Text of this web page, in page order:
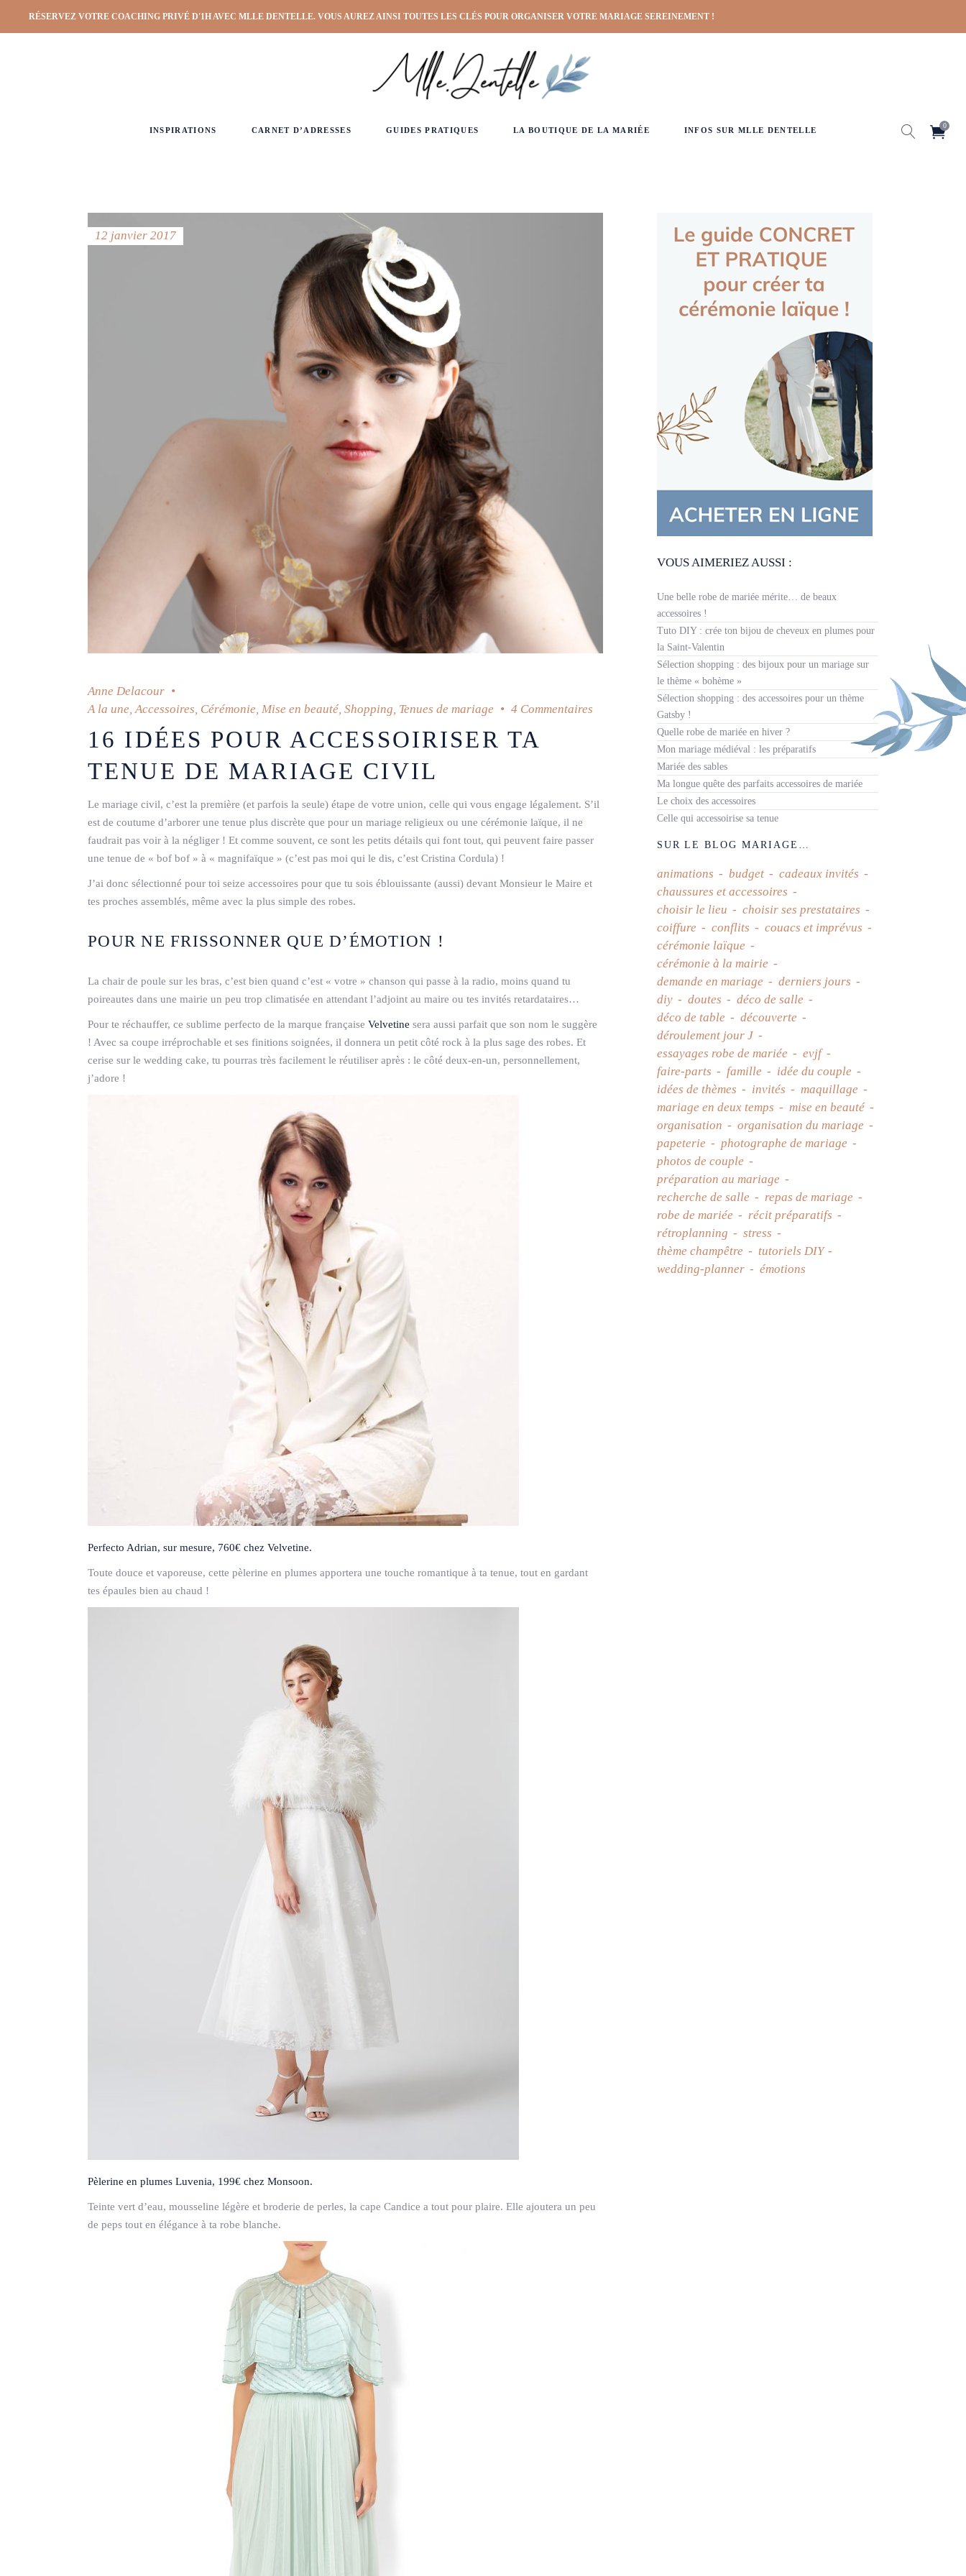
RÉSERVEZ VOTRE COACHING PRIVÉ D'1H AVEC MLLE DENTELLE. VOUS AUREZ AINSI TOUTES LES CLÉS POUR ORGANISER VOTRE MARIAGE SEREINEMENT !
INSPIRATIONS CARNET D’ADRESSES GUIDES PRATIQUES LA BOUTIQUE DE LA MARIÉE INFOS SUR MLLE DENTELLE
0
12 janvier 2017
Anne Delacour
A la une,Accessoires, Cérémonie, Mise en beauté, Shopping, Tenues de mariage 4 Commentaires
16 IDÉES POUR ACCESSOIRISER TA
TENUE DE MARIAGE CIVIL
Le mariage civil, c’est la première (et parfois la seule) étape de votre union, celle qui vous engage légalement. S’il
est de coutume d’arborer une tenue plus discrète que pour un mariage religieux ou une cérémonie laïque, il ne
faudrait pas voir à la négliger ! Et comme souvent, ce sont les petits détails qui font tout, qui peuvent faire passer
une tenue de « bof bof » à « magnifaïque » (c’est pas moi qui le dis, c’est Cristina Cordula) !
J’ai donc sélectionné pour toi seize accessoires pour que tu sois éblouissante (aussi) devant Monsieur le Maire et
tes proches assemblés, même avec la plus simple des robes.
POUR NE FRISSONNER QUE D’ÉMOTION !
La chair de poule sur les bras, c’est bien quand c’est « votre » chanson qui passe à la radio, moins quand tu
poireautes dans une mairie un peu trop climatisée en attendant l’adjoint au maire ou tes invités retardataires…
Pour te réchauffer, ce sublime perfecto de la marque française Velvetine sera aussi parfait que son nom le suggère
! Avec sa coupe irréprochable et ses finitions soignées, il donnera un petit côté rock à la plus sage des robes. Et
cerise sur le wedding cake, tu pourras très facilement le réutiliser après : le côté deux-en-un, personnellement,
j’adore !
Perfecto Adrian, sur mesure, 760€ chez Velvetine.
Toute douce et vaporeuse, cette pèlerine en plumes apportera une touche romantique à ta tenue, tout en gardant
tes épaules bien au chaud !
Pèlerine en plumes Luvenia, 199€ chez Monsoon.
Teinte vert d’eau, mousseline légère et broderie de perles, la cape Candice a tout pour plaire. Elle ajoutera un peu
de peps tout en élégance à ta robe blanche.
VOUS AIMERIEZ AUSSI :
Une belle robe de mariée mérite… de beaux
accessoires !
Tuto DIY : crée ton bijou de cheveux en plumes pour
la Saint-Valentin
Sélection shopping : des bijoux pour un mariage sur
le thème « bohème »
Sélection shopping : des accessoires pour un thème
Gatsby !
Quelle robe de mariée en hiver ?
Mon mariage médiéval : les préparatifs
Mariée des sables
Ma longue quête des parfaits accessoires de mariée
Le choix des accessoires
Celle qui accessoirise sa tenue
SUR LE BLOG MARIAGE…
animations budget
cadeaux invités
chaussures et accessoires
choisir le lieu
choisir ses prestataires
coiffure
conflits
couacs et imprévus
cérémonie laïque
cérémonie à la mairie
demande en mariage
derniers jours
diy
doutes
déco de salle
déco de table
découverte
déroulement jour J
essayages robe de mariée
evjf
faire-parts
famille
idée du couple
idées de thèmes
invités
maquillage
mariage en deux temps
mise en beauté
organisation
organisation du mariage
papeterie
photographe de mariage
photos de couple
préparation au mariage
recherche de salle
repas de mariage
robe de mariée
récit préparatifs
rétroplanning
stress
thème champêtre
tutoriels DIY
wedding-planner
émotions